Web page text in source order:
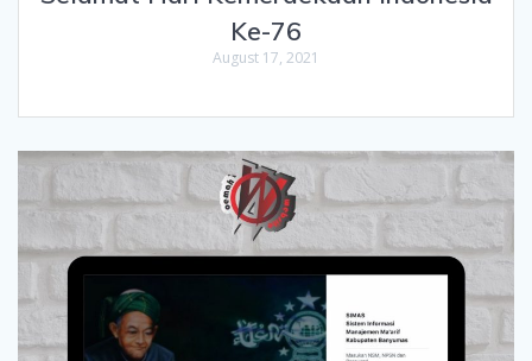
Ke-76
August 17, 2021